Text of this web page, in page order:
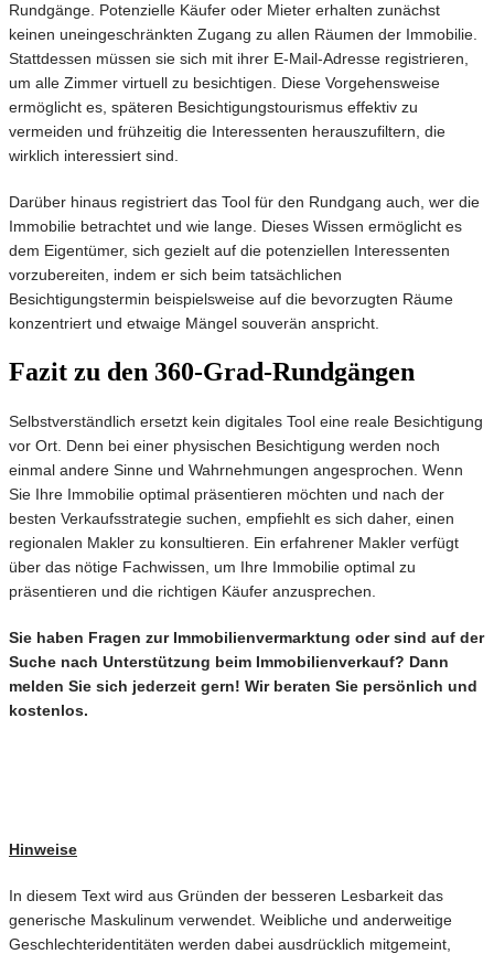
Rundgänge. Potenzielle Käufer oder Mieter erhalten zunächst
keinen uneingeschränkten Zugang zu allen Räumen der Immobilie.
Stattdessen müssen sie sich mit ihrer E-Mail-Adresse registrieren,
um alle Zimmer virtuell zu besichtigen. Diese Vorgehensweise
ermöglicht es, späteren Besichtigungstourismus effektiv zu
vermeiden und frühzeitig die Interessenten herauszufiltern, die
wirklich interessiert sind.
Darüber hinaus registriert das Tool für den Rundgang auch, wer die
Immobilie betrachtet und wie lange. Dieses Wissen ermöglicht es
dem Eigentümer, sich gezielt auf die potenziellen Interessenten
vorzubereiten, indem er sich beim tatsächlichen
Besichtigungstermin beispielsweise auf die bevorzugten Räume
konzentriert und etwaige Mängel souverän anspricht.
Fazit zu den 360-Grad-Rundgängen
Selbstverständlich ersetzt kein digitales Tool eine reale Besichtigung
vor Ort. Denn bei einer physischen Besichtigung werden noch
einmal andere Sinne und Wahrnehmungen angesprochen. Wenn
Sie Ihre Immobilie optimal präsentieren möchten und nach der
besten Verkaufsstrategie suchen, empfiehlt es sich daher, einen
regionalen Makler zu konsultieren. Ein erfahrener Makler verfügt
über das nötige Fachwissen, um Ihre Immobilie optimal zu
präsentieren und die richtigen Käufer anzusprechen.
Sie haben Fragen zur Immobilienvermarktung oder sind auf der
Suche nach Unterstützung beim Immobilienverkauf? Dann
melden Sie sich jederzeit gern! Wir beraten Sie persönlich und
kostenlos.
Hinweise
In diesem Text wird aus Gründen der besseren Lesbarkeit das
generische Maskulinum verwendet. Weibliche und anderweitige
Geschlechteridentitäten werden dabei ausdrücklich mitgemeint,